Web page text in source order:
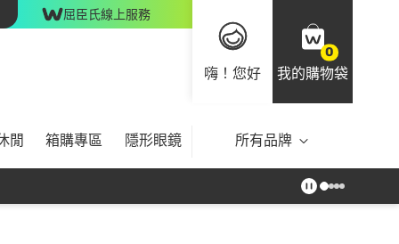
屈臣氏線上服務
嗨！您好
0
我的購物袋
閒 箱購專區 隱形眼鏡 所有品牌